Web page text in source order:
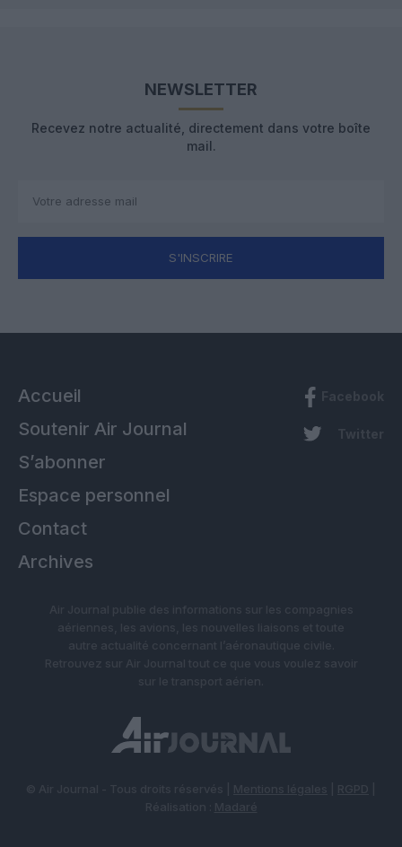
NEWSLETTER
Recevez notre actualité, directement dans votre boîte
mail.
S'INSCRIRE
Accueil
Soutenir Air Journal
S’abonner
Espace personnel
Contact
Archives